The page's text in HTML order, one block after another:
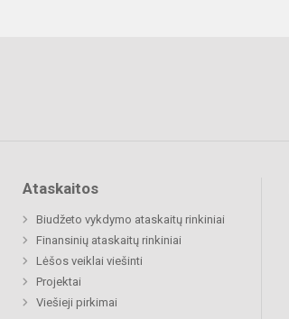
Ataskaitos
Biudžeto vykdymo ataskaitų rinkiniai
Finansinių ataskaitų rinkiniai
Lėšos veiklai viešinti
Projektai
Viešieji pirkimai